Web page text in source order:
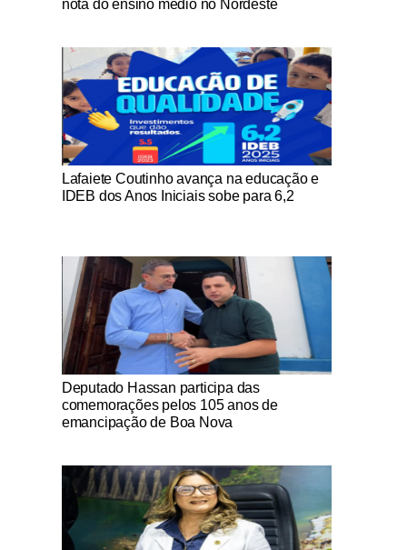
nota do ensino médio no Nordeste
Notícias Católicas
Lafaiete Coutinho avança na educação e
IDEB dos Anos Iniciais sobe para 6,2
Notícias Católicas
Deputado Hassan participa das
comemorações pelos 105 anos de
emancipação de Boa Nova